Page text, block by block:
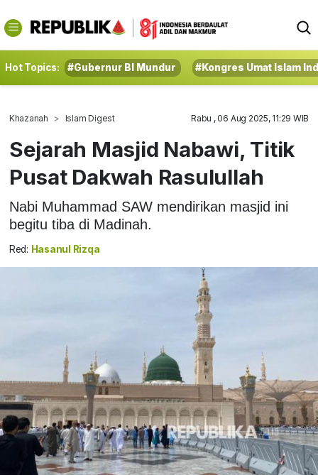
Hot Topics: #Gubernur BI Mundur #Kongres Umat Islam
Khazanah Islam Digest Rabu , 06 Aug 2025, 11:29 WIB
Sejarah Masjid Nabawi, Titik
Pusat Dakwah Rasulullah
Nabi Muhammad SAW mendirikan masjid ini
begitu tiba di Madinah.
Red: Hasanul Rizqa